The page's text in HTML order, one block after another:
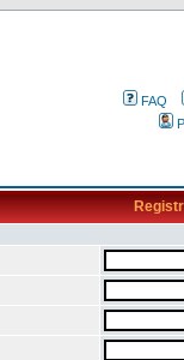
FAQ